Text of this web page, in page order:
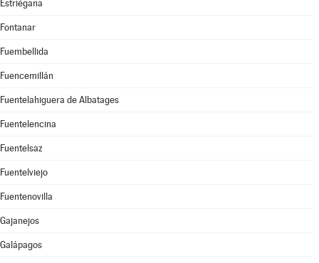
Estriégana
Fontanar
Fuembellida
Fuencemillán
Fuentelahiguera de Albatages
Fuentelencina
Fuentelsaz
Fuentelviejo
Fuentenovilla
Gajanejos
Galápagos